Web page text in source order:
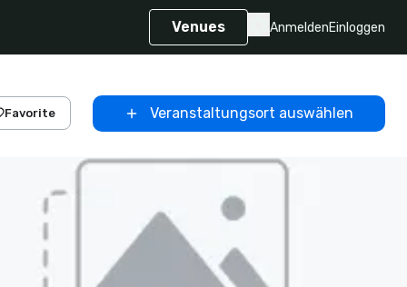
Venues AnmeldenEinloggen
Favorite Veranstaltungsort auswählen